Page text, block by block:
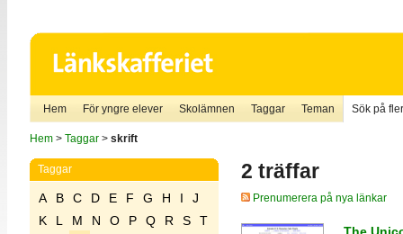
Hem För yngre elever Skolämnen Taggar Teman Sök på
Hem> Taggar> skrift
Taggar
A B C D E F G H I
J
K
L M N O P Q R S
T
2 träffar
Prenumerera på nya länkar
The